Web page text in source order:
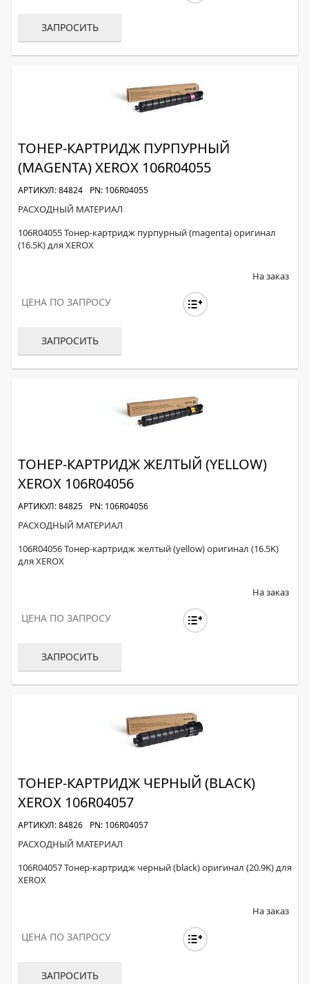
ЗАПРОСИТЬ
ТОНЕР-КАРТРИДЖ ПУРПУРНЫЙ
(MAGENTA) XEROX 106R04055
АРТИКУЛ: 84824 PN: 106R04055
РАСХОДНЫЙ МАТЕРИАЛ
106R04055 Тонер-картридж пурпурный (magenta) оригинал
(16.5K) для XEROX
На заказ
ЦЕНА ПО ЗАПРОСУ
ЗАПРОСИТЬ
ТОНЕР-КАРТРИДЖ ЖЕЛТЫЙ (YELLOW)
XEROX 106R04056
АРТИКУЛ: 84825 PN: 106R04056
РАСХОДНЫЙ МАТЕРИАЛ
106R04056 Тонер-картридж желтый (yellow) оригинал (16.5K)
для XEROX
На заказ
ЦЕНА ПО ЗАПРОСУ
ЗАПРОСИТЬ
ТОНЕР-КАРТРИДЖ ЧЕРНЫЙ (BLACK)
XEROX 106R04057
АРТИКУЛ: 84826 PN: 106R04057
РАСХОДНЫЙ МАТЕРИАЛ
106R04057 Тонер-картридж черный (black) оригинал (20.9K) для
XEROX
На заказ
ЦЕНА ПО ЗАПРОСУ
ЗАПРОСИТЬ